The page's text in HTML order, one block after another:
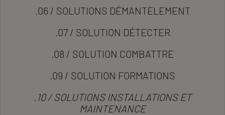
.06 / SOLUTIONS DÉMANTÈLEMENT
.07 / SOLUTION DÉTECTER
.08 / SOLUTION COMBATTRE
.09 / SOLUTION FORMATIONS
.10 / SOLUTIONS INSTALLATIONS ET
MAINTENANCE